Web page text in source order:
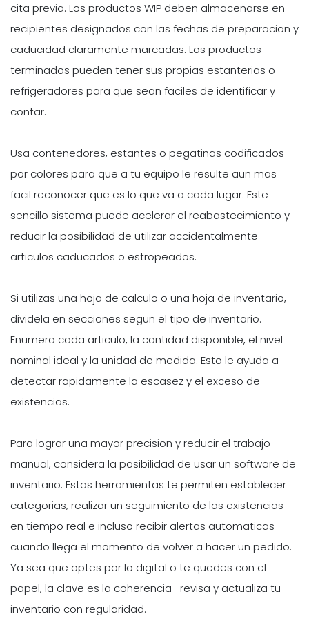
cita previa. Los productos WIP deben almacenarse en
recipientes designados con las fechas de preparacion y
caducidad claramente marcadas. Los productos
terminados pueden tener sus propias estanterias o
refrigeradores para que sean faciles de identificar y
contar.
Usa contenedores, estantes o pegatinas codificados
por colores para que a tu equipo le resulte aun mas
facil reconocer que es lo que va a cada lugar. Este
sencillo sistema puede acelerar el reabastecimiento y
reducir la posibilidad de utilizar accidentalmente
articulos caducados o estropeados.
Si utilizas una hoja de calculo o una hoja de inventario,
dividela en secciones segun el tipo de inventario.
Enumera cada articulo, la cantidad disponible, el nivel
nominal ideal y la unidad de medida. Esto le ayuda a
detectar rapidamente la escasez y el exceso de
existencias.
Para lograr una mayor precision y reducir el trabajo
manual, considera la posibilidad de usar un software de
inventario. Estas herramientas te permiten establecer
categorias, realizar un seguimiento de las existencias
en tiempo real e incluso recibir alertas automaticas
cuando llega el momento de volver a hacer un pedido.
Ya sea que optes por lo digital o te quedes con el
papel, la clave es la coherencia- revisa y actualiza tu
inventario con regularidad.